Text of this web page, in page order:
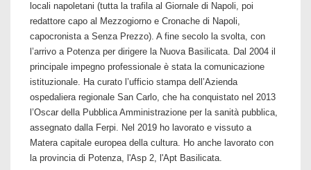
locali napoletani (tutta la trafila al Giornale di Napoli, poi
redattore capo al Mezzogiorno e Cronache di Napoli,
capocronista a Senza Prezzo). A fine secolo la svolta, con
l’arrivo a Potenza per dirigere la Nuova Basilicata. Dal 2004 il
principale impegno professionale è stata la comunicazione
istituzionale. Ha curato l’ufficio stampa dell’Azienda
ospedaliera regionale San Carlo, che ha conquistato nel 2013
l’Oscar della Pubblica Amministrazione per la sanità pubblica,
assegnato dalla Ferpi. Nel 2019 ho lavorato e vissuto a
Matera capitale europea della cultura. Ho anche lavorato con
la provincia di Potenza, l'Asp 2, l'Apt Basilicata.